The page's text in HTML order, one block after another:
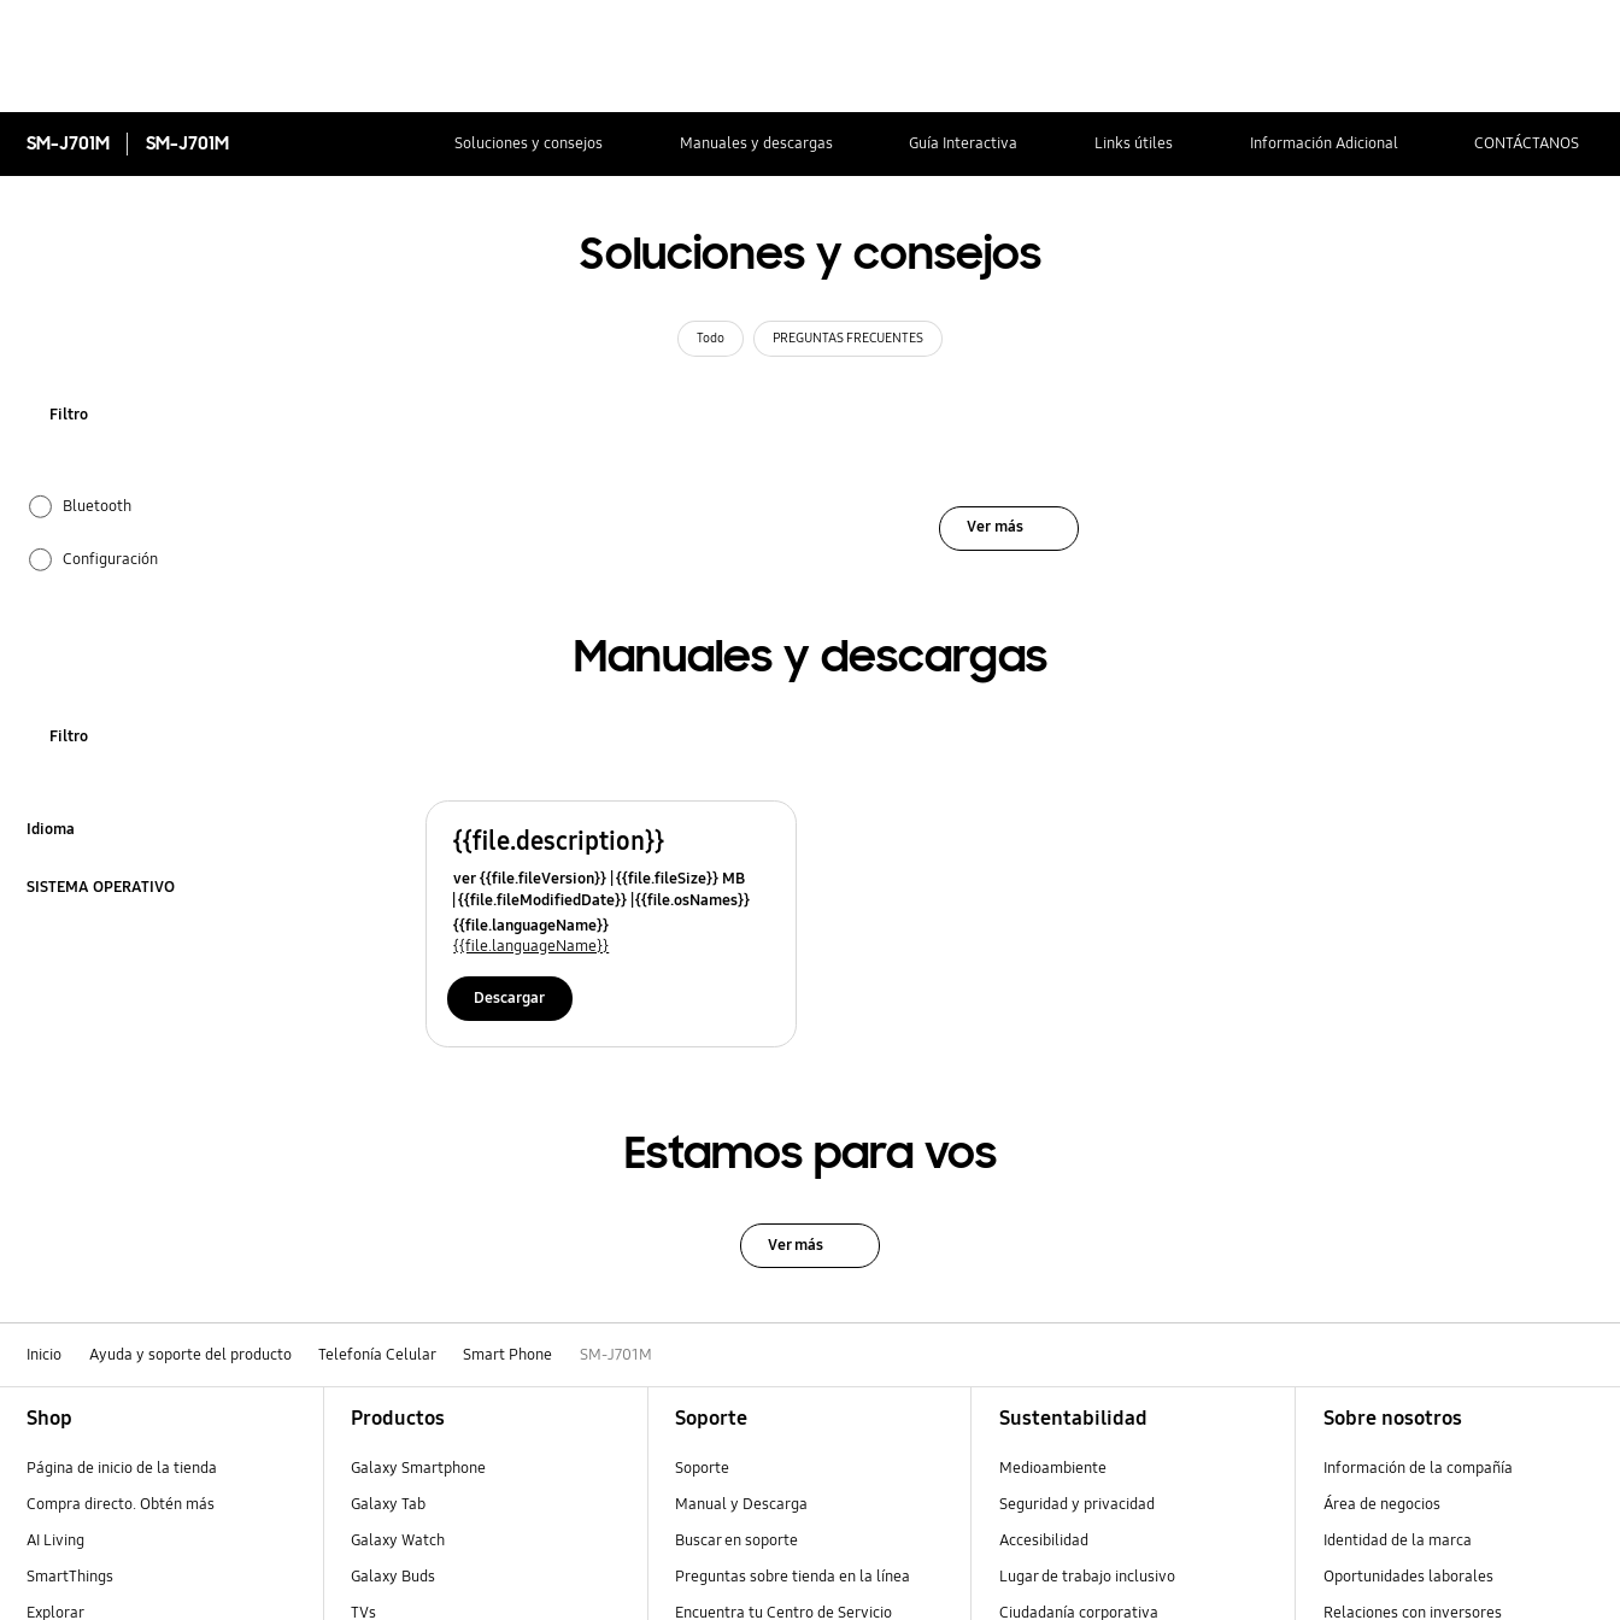
SM-J701M SM-J701M Soluciones y consejos Manuales y descargas Guía Interactiva Links útiles Información Adicional CONTÁCTANOS
Soluciones y consejos
Todo PREGUNTAS FRECUENTES
Filtro
Bluetooth
Configuración
Ver más
Manuales y descargas
Filtro
Idioma
SISTEMA OPERATIVO
{{file.description}}
ver {{file.fileVersion}} {{file.fileSize}} MB
{{file.fileModifiedDate}} {{file.osNames}}
{{file.languageName}}
{{file.languageName}}
Descargar
Estamos para vos
Ver más
Inicio Ayuda y soporte del producto Telefonía Celular Smart Phone SM-J701M
Shop
Página de inicio de la tienda
Compra directo. Obtén más
AI Living
SmartThings
Explorar
Productos
Galaxy Smartphone
Galaxy Tab
Galaxy Watch
Galaxy Buds
TVs
Soporte
Soporte
Manual y Descarga
Buscar en soporte
Preguntas sobre tienda en la línea
Encuentra tu Centro de Servicio
Sustentabilidad
Medioambiente
Seguridad y privacidad
Accesibilidad
Lugar de trabajo inclusivo
Ciudadanía corporativa
Sobre nosotros
Información de la compañía
Área de negocios
Identidad de la marca
Oportunidades laborales
Relaciones con inversores